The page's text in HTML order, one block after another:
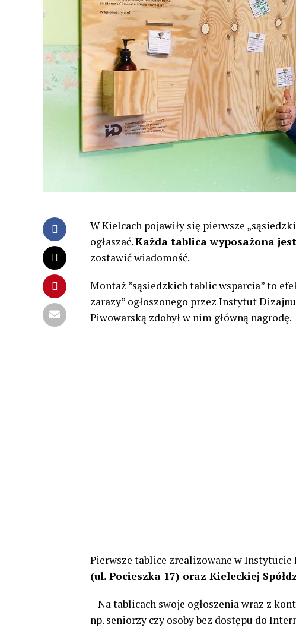
W Kielcach pojawiły się pierwsze
ogłaszać.Każda tablica wyposażona
zostawić wiadomość.
Montaż ”sąsiedzkich tablic wsparcia” to
zarazy” ogłoszonego przez Instytut
Piwowarską zdobył w nim główną nagrodę.
Pierwsze tablice zrealizowane w Instytucie
(ul. Pocieszka 17) oraz Kieleckiej
– Na tablicach swoje ogłoszenia wraz z
np. seniorzy czy osoby bez dostępu do